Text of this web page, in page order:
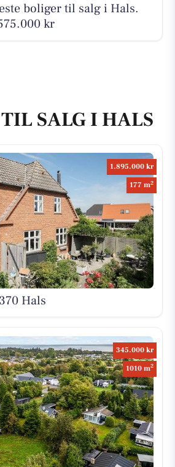
boliger til salg i Hals.
kr
SALG I HALS
1.895.000 kr
177 m2
Hals
345.000 kr
1010 m2